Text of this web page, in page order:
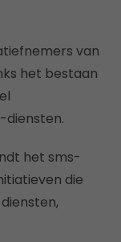
van
het bestaan
diensten.
het sms-
die